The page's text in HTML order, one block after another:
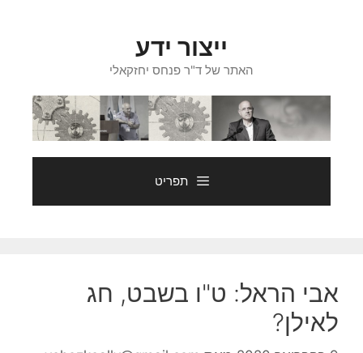
ייצור ידע
האתר של ד"ר פנחס יחזקאלי
תפריט
אבי הראל: ט"ו בשבט, חג
לאילן?